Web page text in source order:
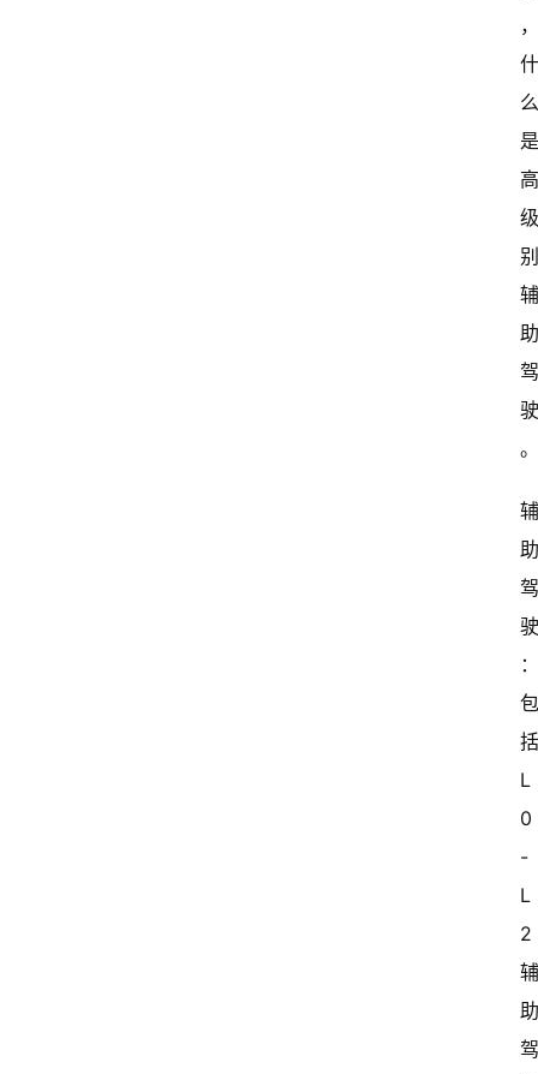
L
0
-
L
2